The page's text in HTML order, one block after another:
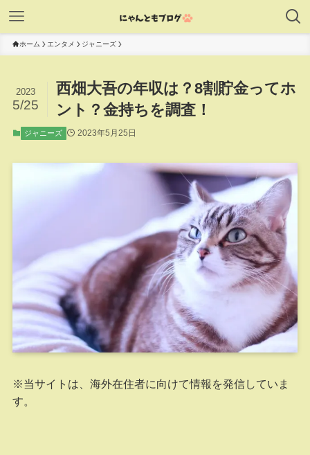
ホーム エンタメ ジャニーズ
西畑大吾の年収は？8割貯金ってホ
ント？金持ちを調査！
2023
5/25
ジャニーズ 2023年5月25日
※当サイトは、海外在住者に向けて情報を発信していま
す。